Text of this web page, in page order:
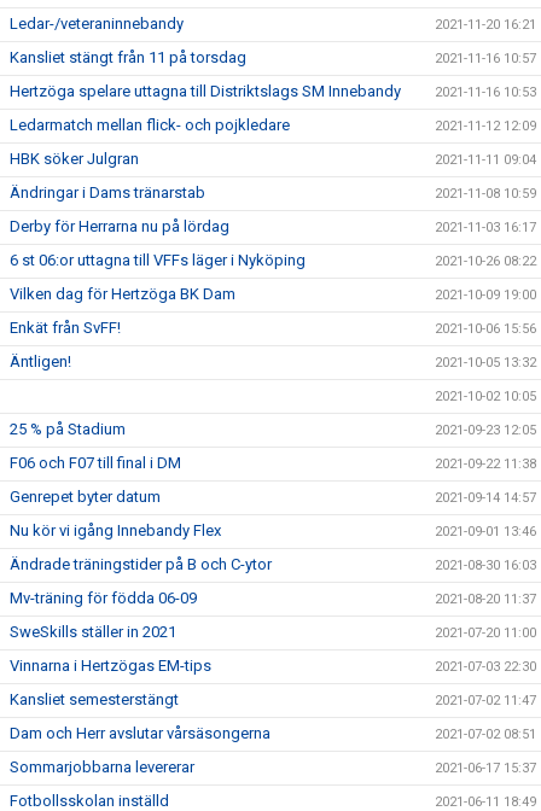
Ledar-/veteraninnebandy 2021-11-20 16:21
Kansliet stängt från 11 på torsdag 2021-11-16 10:57
Hertzöga spelare uttagna till Distriktslags SM Innebandy 2021-11-16 10:53
Ledarmatch mellan flick- och pojkledare 2021-11-12 12:09
HBK söker Julgran 2021-11-11 09:04
Ändringar i Dams tränarstab 2021-11-08 10:59
Derby för Herrarna nu på lördag 2021-11-03 16:17
6 st 06:or uttagna till VFFs läger i Nyköping 2021-10-26 08:22
Vilken dag för Hertzöga BK Dam 2021-10-09 19:00
Enkät från SvFF! 2021-10-06 15:56
Äntligen! 2021-10-05 13:32
2021-10-02 10:05
25 % på Stadium 2021-09-23 12:05
F06 och F07 till final i DM 2021-09-22 11:38
Genrepet byter datum 2021-09-14 14:57
Nu kör vi igång Innebandy Flex 2021-09-01 13:46
Ändrade träningstider på B och C-ytor 2021-08-30 16:03
Mv-träning för födda 06-09 2021-08-20 11:37
SweSkills ställer in 2021 2021-07-20 11:00
Vinnarna i Hertzögas EM-tips 2021-07-03 22:30
Kansliet semesterstängt 2021-07-02 11:47
Dam och Herr avslutar vårsäsongerna 2021-07-02 08:51
Sommarjobbarna levererar 2021-06-17 15:37
Fotbollsskolan inställd 2021-06-11 18:49